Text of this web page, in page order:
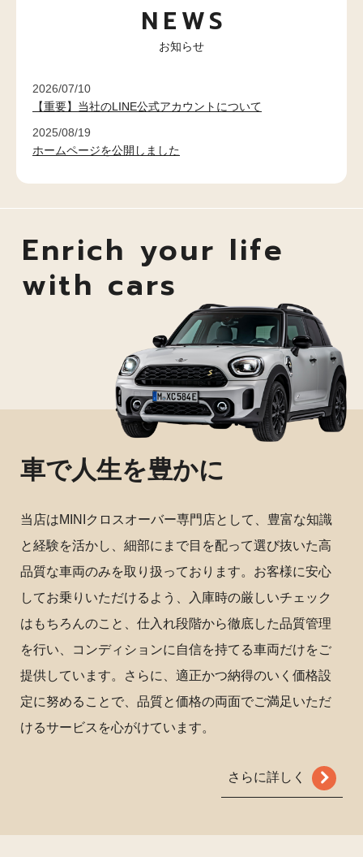
NEWS
お知らせ
2026/07/10
【重要】当社のLINE公式アカウントについて
2025/08/19
ホームページを公開しました
Enrich your life
with cars
車で人生を豊かに
当店はMINIクロスオーバー専門店として、豊富な知識
と経験を活かし、細部にまで目を配って選び抜いた高
品質な車両のみを取り扱っております。お客様に安心
してお乗りいただけるよう、入庫時の厳しいチェック
はもちろんのこと、仕入れ段階から徹底した品質管理
を行い、コンディションに自信を持てる車両だけをご
提供しています。さらに、適正かつ納得のいく価格設
定に努めることで、品質と価格の両面でご満足いただ
けるサービスを心がけています。
さらに詳しく